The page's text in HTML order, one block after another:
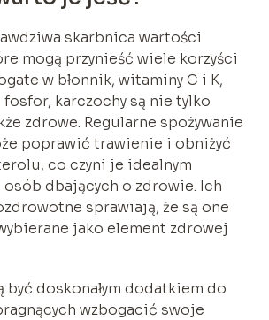
skarbnica wartości
mogą przynieść wiele korzyści
w błonnik, witaminy C i K,
fosfor, karczochy są nie tylko
zdrowe. Regularne spożywanie
poprawić trawienie i obniżyć
co czyni je idealnym
osób dbających o zdrowie. Ich
sprawiają, że są one
jako element zdrowej
być doskonałym dodatkiem do
wzbogacić swoje